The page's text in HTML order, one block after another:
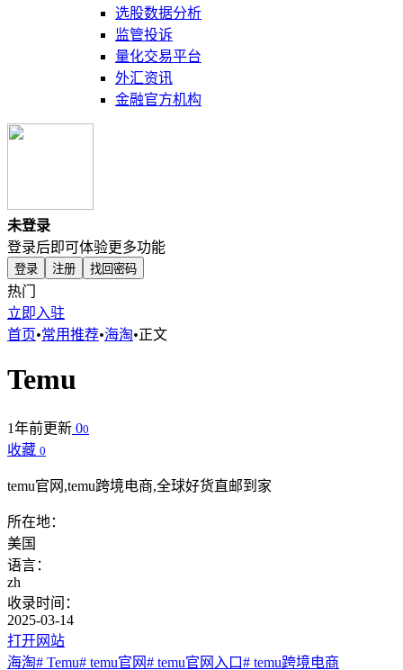
选股数据分析
监管投诉
量化交易平台
外汇资讯
金融官方机构
未登录
登录后即可体验更多功能
登录 注册 找回密码
热门
立即入驻
首页•常用推荐•海淘•正文
Temu
1年前更新 00
收藏 0
temu官网,temu跨境电商,全球好货直邮到家
所在地：
美国
语言：
zh
收录时间：
2025-03-14
打开网站
海淘# Temu# temu官网# temu官网入口# temu跨境电商